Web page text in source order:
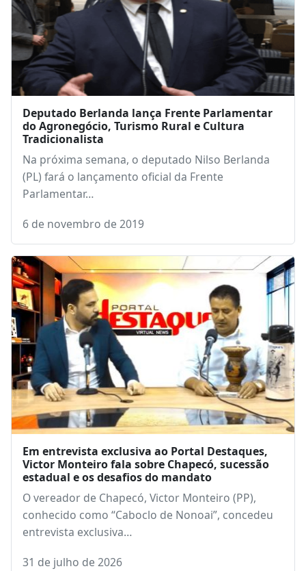
Deputado Berlanda lança Frente Parlamentar
do Agronegócio, Turismo Rural e Cultura
Tradicionalista
Na próxima semana, o deputado Nilso Berlanda
(PL) fará o lançamento oficial da Frente
Parlamentar…
6 de novembro de 2019
Em entrevista exclusiva ao Portal Destaques,
Victor Monteiro fala sobre Chapecó, sucessão
estadual e os desafios do mandato
O vereador de Chapecó, Victor Monteiro (PP),
conhecido como “Caboclo de Nonoai”, concedeu
entrevista exclusiva…
31 de julho de 2026